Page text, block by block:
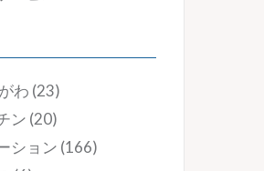
わ (23)
ン (20)
ション (166)